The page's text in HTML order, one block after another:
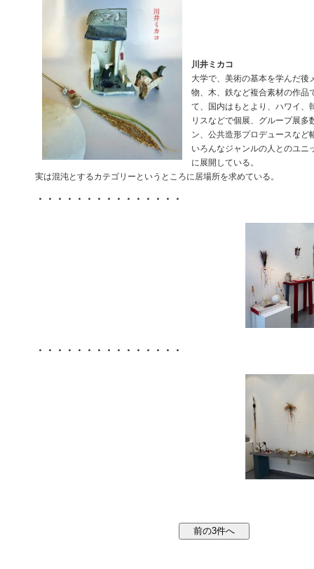
川井ミカコ
大学で、美術の基本を学んだ後
物、木、鉄など複合素材の作品
て、国内はもとより、ハワイ、
リスなどで個展、グループ展多
ン、公共造形プロデュースなど
いろんなジャンルの人とのユニ
に展開している。
実は混沌とするカテゴリーというところに居場所を求めている。
・・・・・・・・・・・・・・・
・・・・・・・・・・・・・・・